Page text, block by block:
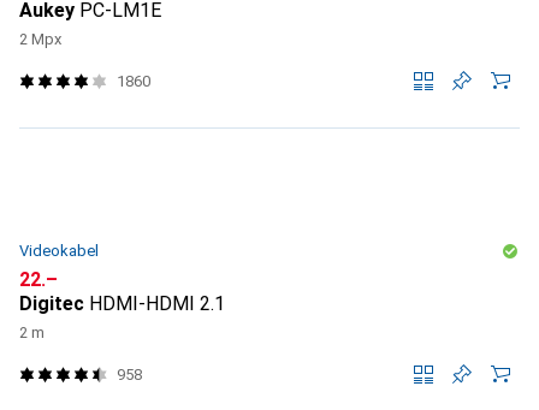
Aukey PC-LM1E
2 Mpx
1860
Videokabel
CHF
22.–
Digitec HDMI-HDMI 2.1
2 m
958